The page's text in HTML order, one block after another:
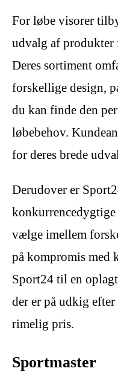
For løbe visorer
udvalg af produkter
Deres sortiment
forskellige design,
du kan finde den
løbebehov.
for deres brede
Derudover er
vælge imellem
på kompromis med
Sport24 til en
der er på udkig
rimelig pris.
Sportmaster